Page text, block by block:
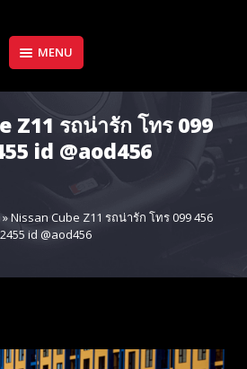
MENU
Z11 รถน่ารัก โทร 099
id @aod456
»Nissan Cube Z11 รถน่ารัก โทร 099 456
2455 id @aod456